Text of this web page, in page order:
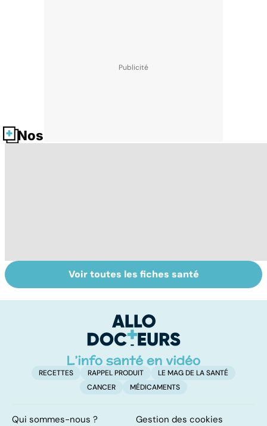
Nos fiches santé
Suicide : prévenir
le passage à
Un rhume, ça se
soigne ?
Voir toutes les fiches santé
RECETTES RAPPEL PRODUIT
LE MAG DE LA SANTÉ
CANCER
MÉDICAMENTS
Qui sommes-nous ? Gestion des cookies